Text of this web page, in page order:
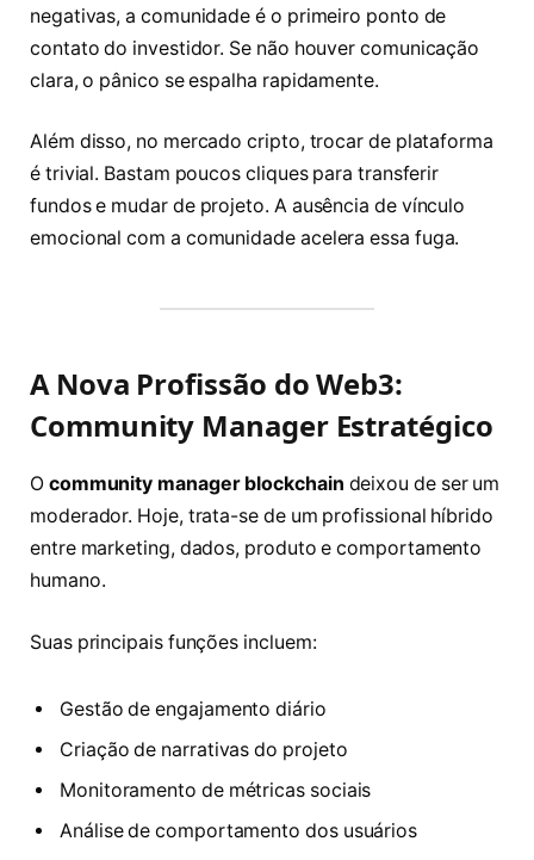
negativas, a comunidade é o primeiro ponto de
contato do investidor. Se não houver comunicação
clara, o pânico se espalha rapidamente.
Além disso, no mercado cripto, trocar de plataforma
é trivial. Bastam poucos cliques para transferir
fundos e mudar de projeto. A ausência de vínculo
emocional com a comunidade acelera essa fuga.
A Nova Profissão do Web3:
Community Manager Estratégico
O community manager blockchain deixou de ser um
moderador. Hoje, trata-se de um profissional híbrido
entre marketing, dados, produto e comportamento
humano.
Suas principais funções incluem:
Gestão de engajamento diário
Criação de narrativas do projeto
Monitoramento de métricas sociais
Análise de comportamento dos usuários